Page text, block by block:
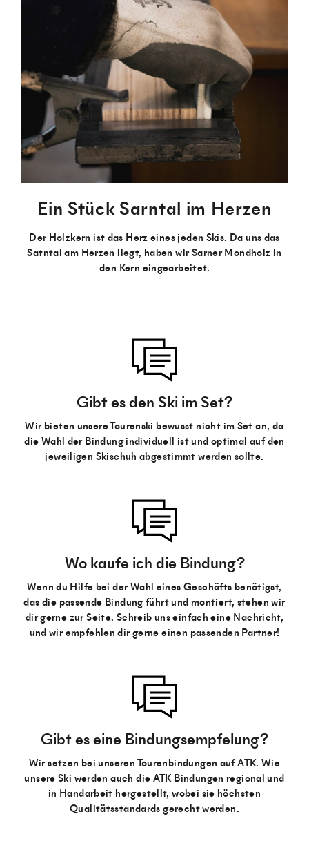
Ein Stück Sarntal im Herzen
Der Holzkern ist das Herz eines jeden Skis. Da uns das
Satntal am Herzen liegt, haben wir Sarner Mondholz in
den Kern eingearbeitet.
Gibt es den Ski im Set?
Wir bieten unsere Tourenski bewusst nicht im Set an, da
die Wahl der Bindung individuell ist und optimal auf den
jeweiligen Skischuh abgestimmt werden sollte.
Wo kaufe ich die Bindung?
Wenn du Hilfe bei der Wahl eines Geschäfts benötigst,
das die passende Bindung führt und montiert, stehen wir
dir gerne zur Seite. Schreib uns einfach eine Nachricht,
und wir empfehlen dir gerne einen passenden Partner!
Gibt es eine Bindungsempfelung?
Wir setzen bei unseren Tourenbindungen auf ATK. Wie
unsere Ski werden auch die ATK Bindungen regional und
in Handarbeit hergestellt, wobei sie höchsten
Qualitätsstandards gerecht werden.